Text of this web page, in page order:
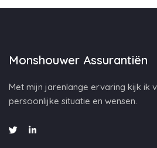
Monshouwer Assurantiën
Met mijn jarenlange ervaring kijk ik
persoonlijke situatie en wensen.